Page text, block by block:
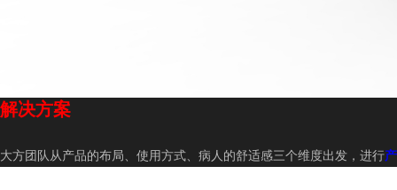
解决方案
大方团队从产品的布局、使用方式、病人的舒适感三个维度出发，进行